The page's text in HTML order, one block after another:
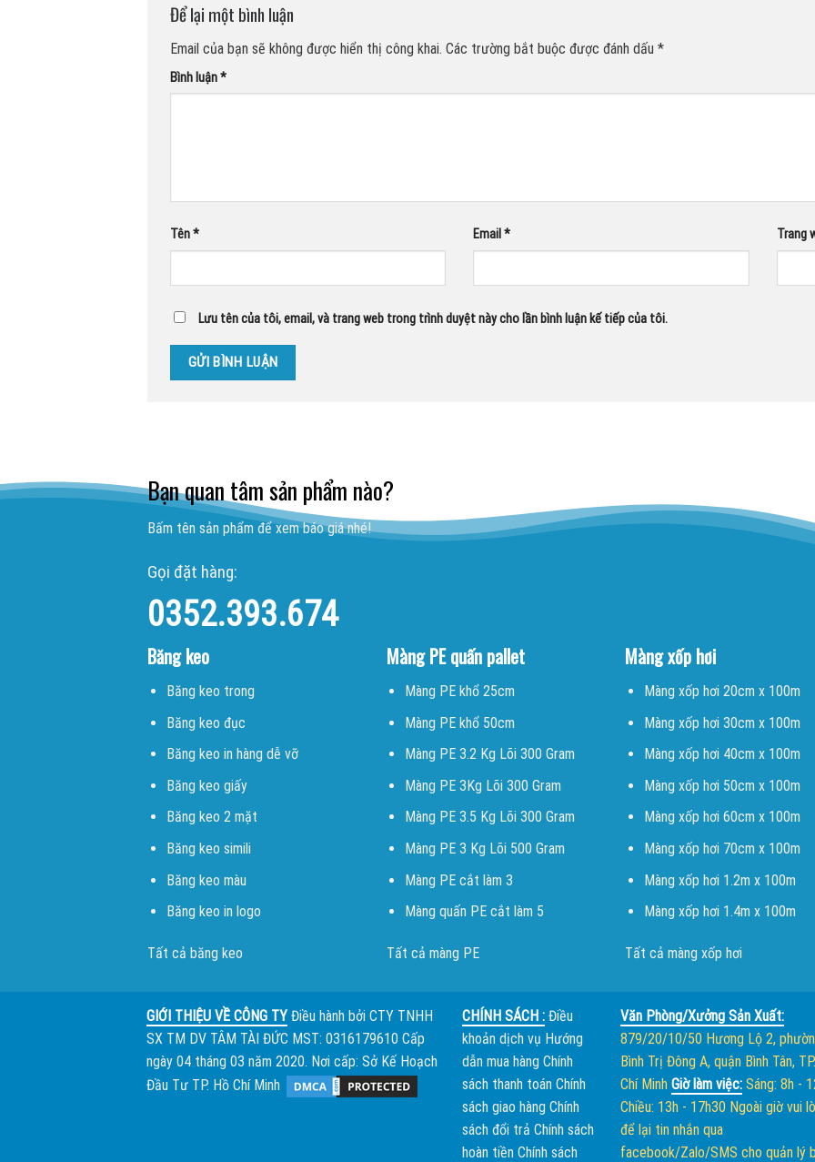
Để lại một bình luận
Email của bạn sẽ không được hiển thị công khai. Các trường bắt buộc được đánh dấu *
Bình luận*
Tên* Email* Trang
Lưu tên của tôi, email, và trang web trong trình duyệt này cho lần bình luận kế tiếp của tôi.
Bạn quan tâm sản phẩm nào?
Bấm tên sản phẩm để xem báo giá nhé!
Gọi đặt hàng:
0352.393.674
Băng keo
Băng keo trong
Băng keo đục
Băng keo in hàng dễ vỡ
Băng keo giấy
Băng keo 2 mặt
Băng keo simili
Băng keo màu
Băng keo in logo
Tất cả băng keo
Màng PE quấn pallet
Màng PE khổ 25cm
Màng PE khổ 50cm
Màng PE 3.2 Kg Lõi 300 Gram
Màng PE 3Kg Lõi 300 Gram
Màng PE 3.5 Kg Lõi 300 Gram
Màng PE 3 Kg Lõi 500 Gram
Màng PE cắt làm 3
Màng quấn PE cắt làm 5
Tất cả màng PE
Màng xốp hơi
Màng xốp hơi 20cm x 100m
Màng xốp hơi 30cm x 100m
Màng xốp hơi 40cm x 100m
Màng xốp hơi 50cm x 100m
Màng xốp hơi 60cm x 100m
Màng xốp hơi 70cm x 100m
Màng xốp hơi 1.2m x 100m
Màng xốp hơi 1.4m x 100m
Tất cả màng xốp hơi
GIỚI THIỆU VỀ CÔNG TYĐiều hành bởi CTY TNHH
SX TM DV TÂM TÀI ĐỨC MST: 0316179610 Cấp
ngày 04 tháng 03 năm 2020. Nơi cấp: Sở Kế Hoạch
Đầu Tư TP. Hồ Chí Minh
CHÍNH SÁCH : Điều
khoản dịch vụ Hướng
dẫn mua hàng Chính
sách thanh toán Chính
sách giao hàng Chính
sách đổi trả Chính sách
hoàn tiền Chính sách
Văn Phòng/Xưởng Sản Xuất:
879/20/10/50 Hương Lộ 2,
Bình Trị Đông A, quận Bình Tân,
Chí Minh Giờ làm việc: Sáng: 8h -
Chiều: 13h - 17h30 Ngoài giờ vui
để lại tin nhắn qua
facebook/Zalo/SMS cho quản lý